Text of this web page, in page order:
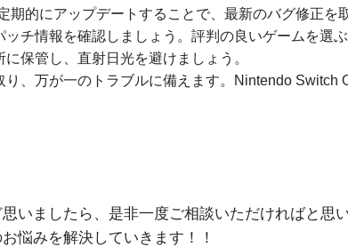
期的にアップデートすることで、最新のバグ修正を
チ情報を確認しましょう。評判の良いゲームを選
保管し、直射日光を避けましょう。
、万が一のトラブルに備えます。Nintendo Switch
いましたら、是非一度ご相談いただければと思
悩みを解決していきます！！